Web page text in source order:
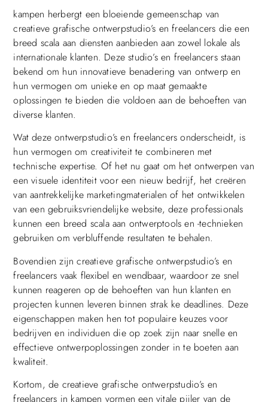
kampen herbergt een bloeiende gemeenschap van
creatieve grafische ontwerpstudio’s en freelancers die een
breed scala aan diensten aanbieden aan zowel lokale als
internationale klanten. Deze studio’s en freelancers staan
bekend om hun innovatieve benadering van ontwerp en
hun vermogen om unieke en op maat gemaakte
oplossingen te bieden die voldoen aan de behoeften van
diverse klanten.
Wat deze ontwerpstudio’s en freelancers onderscheidt, is
hun vermogen om creativiteit te combineren met
technische expertise. Of het nu gaat om het ontwerpen van
een visuele identiteit voor een nieuw bedrijf, het creëren
van aantrekkelijke marketingmaterialen of het ontwikkelen
van een gebruiksvriendelijke website, deze professionals
kunnen een breed scala aan ontwerptools en -technieken
gebruiken om verbluffende resultaten te behalen.
Bovendien zijn creatieve grafische ontwerpstudio’s en
freelancers vaak flexibel en wendbaar, waardoor ze snel
kunnen reageren op de behoeften van hun klanten en
projecten kunnen leveren binnen strak ke deadlines. Deze
eigenschappen maken hen tot populaire keuzes voor
bedrijven en individuen die op zoek zijn naar snelle en
effectieve ontwerpoplossingen zonder in te boeten aan
kwaliteit.
Kortom, de creatieve grafische ontwerpstudio’s en
freelancers in kampen vormen een vitale pijler van de